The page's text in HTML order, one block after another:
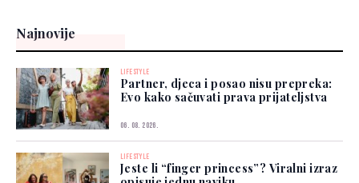
Najnovije
LIFESTYLE
Partner, djeca i posao nisu prepreka:
Evo kako sačuvati prava prijateljstva
06. 08. 2026.
LIFESTYLE
Jeste li “finger princess”? Viralni izraz